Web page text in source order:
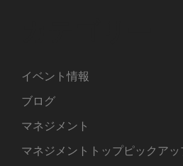
イベント情報
ブログ
マネジメント
マネジメントトップピックアッ